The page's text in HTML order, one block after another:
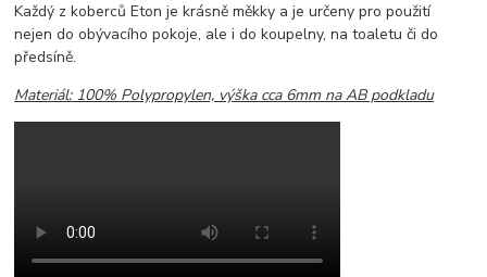
Každý z koberců Eton je krásně měkky a je určeny pro použití
nejen do obývacího pokoje, ale i do koupelny, na toaletu či do
předsíně.
Materiál: 100% Polypropylen, výška cca 6mm na AB podkladu